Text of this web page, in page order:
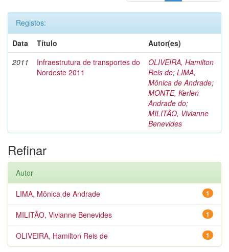
Registos:
Data
Título
Autor(es)
2011
Infraestrutura de transportes do
Nordeste 2011
OLIVEIRA, Hamilton
Reis de; LIMA,
Mônica de Andrade;
MONTE, Kerlen
Andrade do;
MILITÃO, Vivianne
Benevides
Refinar
Autor
1
LIMA, Mônica de Andrade
1
MILITÃO, Vivianne Benevides
1
OLIVEIRA, Hamilton Reis de